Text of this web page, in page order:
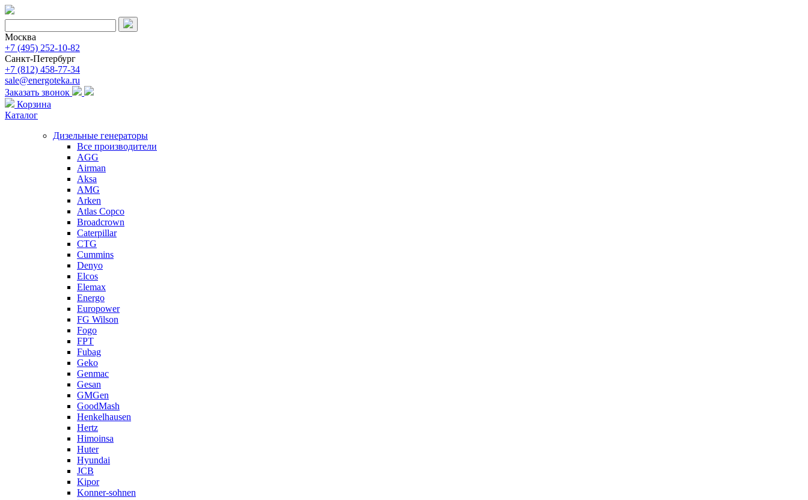
Москва
+7 (495) 252-10-82
Санкт-Петербург
+7 (812) 458-77-34
sale@energoteka.ru
Заказать звонок
Корзина
Каталог
Дизельные генераторы
Все производители
AGG
Airman
Aksa
AMG
Arken
Atlas Copco
Broadcrown
Caterpillar
CTG
Cummins
Denyo
Elcos
Elemax
Energo
Europower
FG Wilson
Fogo
FPT
Fubag
Geko
Genmac
Gesan
GMGen
GoodMash
Henkelhausen
Hertz
Himoinsa
Huter
Hyundai
JCB
Kipor
Konner-sohnen